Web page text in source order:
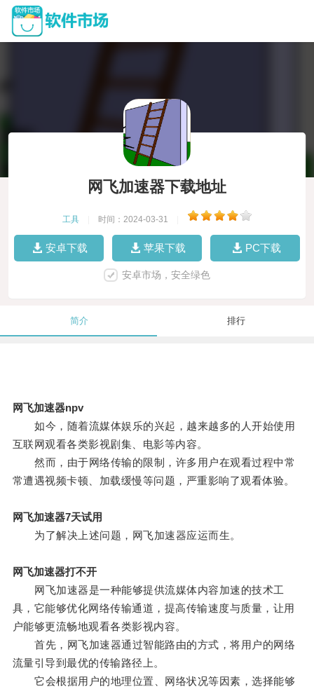
网飞加速器下载地址
工具 时间：2024-03-31
安卓下载 苹果下载 PC下载
安卓市场，安全绿色
简介 排行
网飞加速器npv
如今，随着流媒体娱乐的兴起，越来越多的人开始使用
互联网观看各类影视剧集、电影等内容。
然而，由于网络传输的限制，许多用户在观看过程中常
常遭遇视频卡顿、加载缓慢等问题，严重影响了观看体验。
网飞加速器7天试用
为了解决上述问题，网飞加速器应运而生。
网飞加速器打不开
网飞加速器是一种能够提供流媒体内容加速的技术工
具，它能够优化网络传输通道，提高传输速度与质量，让用
户能够更流畅地观看各类影视内容。
首先，网飞加速器通过智能路由的方式，将用户的网络
流量引导到最优的传输路径上。
它会根据用户的地理位置、网络状况等因素，选择能够